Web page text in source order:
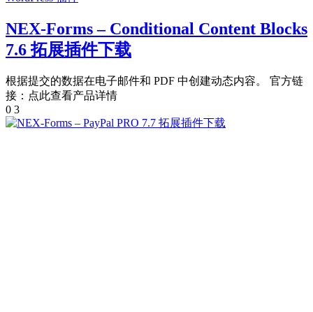
NEX-Forms – Conditional Content Blocks
7.6 拓展插件下载
根据提交的数据在电子邮件和 PDF 中创建动态内容。 官方链
接：点此查看产品详情
0 3